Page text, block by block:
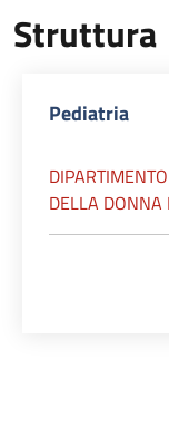
Struttura
Pediatria
DELLA